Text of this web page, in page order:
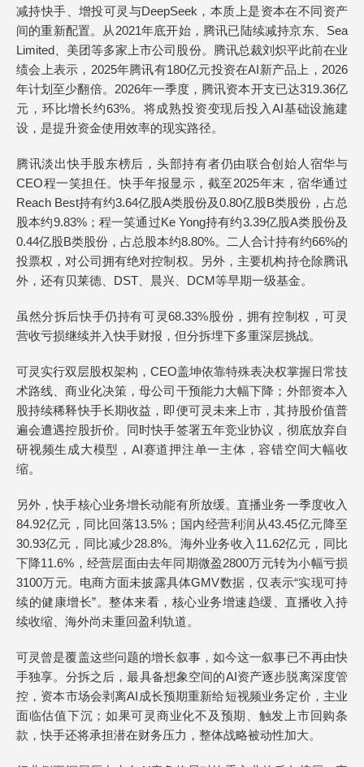
减持快手、增投可灵与DeepSeek，本质上是资本在不同资产
间的重新配置。从2021年底开始，腾讯已陆续减持京东、Sea
Limited、美团等多家上市公司股份。腾讯总裁刘炽平此前在业
绩会上表示，2025年腾讯有180亿元投资在AI新产品上，2026
年计划至少翻倍。2026年一季度，腾讯资本开支已达319.36亿
元，环比增长约63%。将成熟投资变现后投入AI基础设施建
设，是提升资金使用效率的现实路径。
腾讯淡出快手股东榜后，头部持有者仍由联合创始人宿华与
CEO程一笑担任。快手年报显示，截至2025年末，宿华通过
Reach Best持有约3.64亿股A类股份及0.80亿股B类股份，占总
股本约9.83%；程一笑通过Ke Yong持有约3.39亿股A类股份及
0.44亿股B类股份，占总股本约8.80%。二人合计持有约66%的
投票权，对公司拥有绝对控制权。另外，主要机构持仓除腾讯
外，还有贝莱德、DST、晨兴、DCM等早期一级基金。
虽然分拆后快手仍持有可灵68.33%股份，拥有控制权，可灵
营收亏损继续并入快手财报，但分拆埋下多重深层挑战。
可灵实行双层股权架构，CEO盖坤依靠特殊表决权掌握日常技
术路线、商业化决策，母公司干预能力大幅下降；外部资本入
股持续稀释快手长期收益，即便可灵未来上市，其持股价值普
遍会遭遇控股折价。同时快手签署五年竞业协议，彻底放弃自
研视频生成大模型，AI赛道押注单一主体，容错空间大幅收
缩。
另外，快手核心业务增长动能有所放缓。直播业务一季度收入
84.92亿元，同比回落13.5%；国内经营利润从43.45亿元降至
30.93亿元，同比减少28.8%。海外业务收入11.62亿元，同比
下降11.6%，经营层面由去年同期微盈2800万元转为小幅亏损
3100万元。电商方面未披露具体GMV数据，仅表示“实现可持
续的健康增长”。整体来看，核心业务增速趋缓、直播收入持
续收缩、海外尚未重回盈利轨道。
可灵曾是覆盖这些问题的增长叙事，如今这一叙事已不再由快
手独享。分拆之后，最具备想象空间的AI资产逐步脱离深度管
控，资本市场会剥离AI成长预期重新给短视频业务定价，主业
面临估值下沉；如果可灵商业化不及预期、触发上市回购条
款，快手还将承担潜在财务压力，整体战略被动性加大。